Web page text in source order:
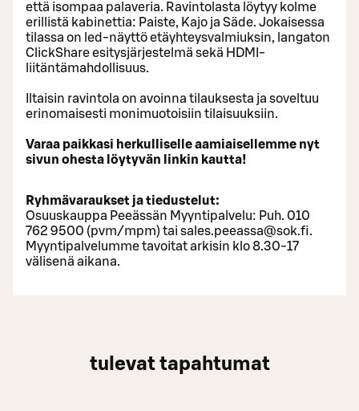
että isompaa palaveria. Ravintolasta löytyy kolme
erillistä kabinettia: Paiste, Kajo ja Säde. Jokaisessa
tilassa on led-näyttö etäyhteysvalmiuksin, langaton
ClickShare esitysjärjestelmä sekä HDMI-
liitäntämahdollisuus.
Iltaisin ravintola on avoinna tilauksesta ja soveltuu
erinomaisesti monimuotoisiin tilaisuuksiin.
Varaa paikkasi herkulliselle aamiaisellemme nyt
sivun ohesta löytyvän linkin kautta!
Ryhmävaraukset ja tiedustelut:
Osuuskauppa Peeässän Myyntipalvelu: Puh. 010
762 9500 (pvm/mpm) tai sales.peeassa@sok.fi.
Myyntipalvelumme tavoitat arkisin klo 8.30-17
välisenä aikana.
tulevat tapahtumat